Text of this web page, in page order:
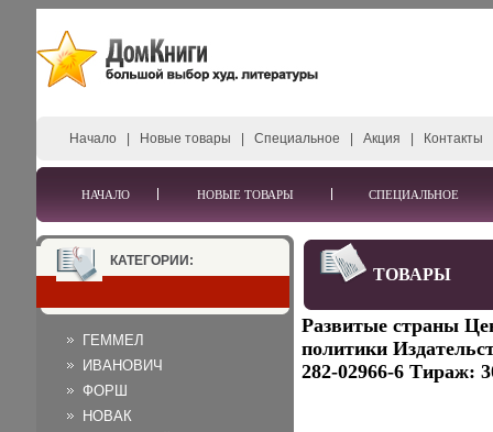
Начало Новые товары Специальное Акция Контакты
НАЧАЛО НОВЫЕ ТОВАРЫ СПЕЦИАЛЬНОЕ
КАТЕГОРИИ:
ГЕММЕЛ
ИВАНОВИЧ
ФОРШ
НОВАК
ТОВАРЫ
Развитые страны
политики
282-02966-6 Тираж: